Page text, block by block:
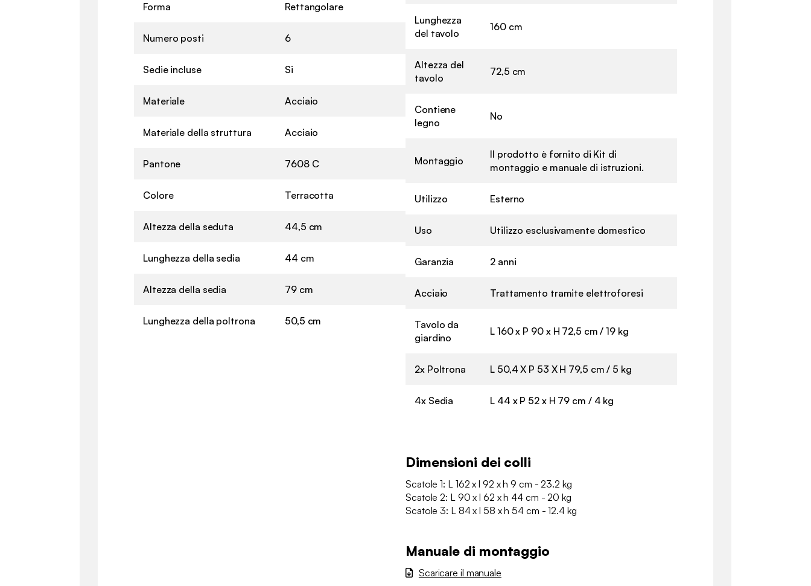
Forma Rettangolare
Numero posti 6
Sedie incluse Si
Materiale Acciaio
Materiale della struttura Acciaio
Pantone 7608 C
Colore Terracotta
Altezza della seduta 44,5 cm
Lunghezza della sedia 44 cm
Altezza della sedia 79 cm
Lunghezza della poltrona 50,5 cm
Lunghezza
del tavolo
160 cm
Altezza del
tavolo
72,5 cm
Contiene
legno
No
Montaggio
Il prodotto è fornito di Kit di
montaggio e manuale di istruzioni.
Utilizzo Esterno
Uso Utilizzo esclusivamente domestico
Garanzia 2 anni
Acciaio Trattamento tramite elettroforesi
Tavolo da
giardino
L 160 x P 90 x H 72,5 cm / 19 kg
2x Poltrona L 50,4 X P 53 X H 79,5 cm / 5 kg
4x Sedia L 44 x P 52 x H 79 cm / 4 kg
Dimensioni dei colli
Scatole 1: L 162 x l 92 x h 9 cm - 23.2 kg
Scatole 2: L 90 x l 62 x h 44 cm - 20 kg
Scatole 3: L 84 x l 58 x h 54 cm - 12.4 kg
Manuale di montaggio
Scaricare il manuale